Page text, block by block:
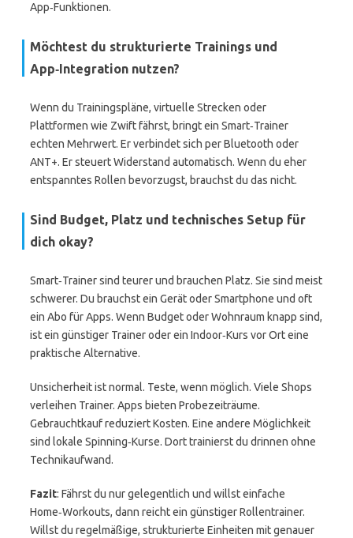
App‑Funktionen.
Möchtest du strukturierte Trainings und
App‑Integration nutzen?
Wenn du Trainingspläne, virtuelle Strecken oder
Plattformen wie Zwift fährst, bringt ein Smart‑Trainer
echten Mehrwert. Er verbindet sich per Bluetooth oder
ANT+. Er steuert Widerstand automatisch. Wenn du eher
entspanntes Rollen bevorzugst, brauchst du das nicht.
Sind Budget, Platz und technisches Setup für
dich okay?
Smart‑Trainer sind teurer und brauchen Platz. Sie sind meist
schwerer. Du brauchst ein Gerät oder Smartphone und oft
ein Abo für Apps. Wenn Budget oder Wohnraum knapp sind,
ist ein günstiger Trainer oder ein Indoor‑Kurs vor Ort eine
praktische Alternative.
Unsicherheit ist normal. Teste, wenn möglich. Viele Shops
verleihen Trainer. Apps bieten Probezeiträume.
Gebrauchtkauf reduziert Kosten. Eine andere Möglichkeit
sind lokale Spinning‑Kurse. Dort trainierst du drinnen ohne
Technikaufwand.
Fazit: Fährst du nur gelegentlich und willst einfache
Home‑Workouts, dann reicht ein günstiger Rollentrainer.
Willst du regelmäßige, strukturierte Einheiten mit genauer